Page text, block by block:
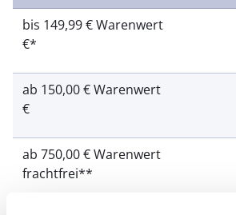
bis 149,99 €
€*
ab 150,00 €
€
ab 750,00 €
frachtfrei**